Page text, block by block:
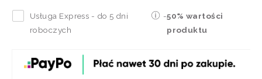
Usługa Express - do 5 dni
roboczych
-50% wartości
produktu